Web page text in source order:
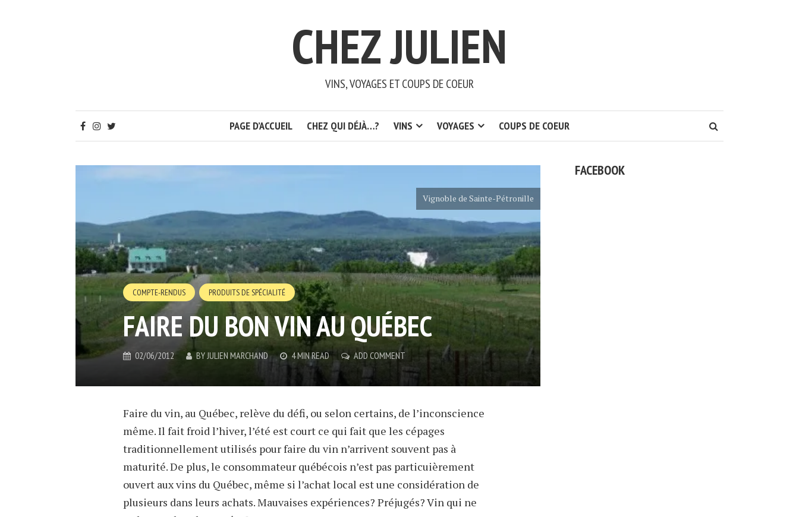
CHEZ JULIEN
VINS, VOYAGES ET COUPS DE COEUR
PAGE D’ACCUEIL CHEZ QUI DÉJÀ…? VINS VOYAGES COUPS DE COEUR
Vignoble de Sainte-Pétronille
COMPTE-RENDUS PRODUITS DE SPÉCIALITÉ
FAIRE DU BON VIN AU QUÉBEC
02/06/2012 BYJULIEN MARCHAND 4 MIN READ ADD COMMENT
Faire du vin, au Québec, relève du défi, ou selon certains, de l’inconscience
même. Il fait froid l’hiver, l’été est court ce qui fait que les cépages
traditionnellement utilisés pour faire du vin n’arrivent souvent pas à
maturité. De plus, le consommateur québécois n’est pas particuièrement
ouvert aux vins du Québec, même si l’achat local est une considération de
plusieurs dans leurs achats. Mauvaises expériences? Préjugés? Vin qui ne
FACEBOOK